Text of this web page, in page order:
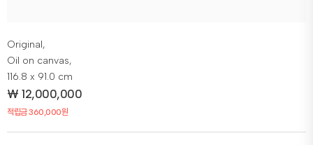
Original,
Oil on canvas,
116.8 x 91.0 cm
₩12,000,000
적립금 360,000원